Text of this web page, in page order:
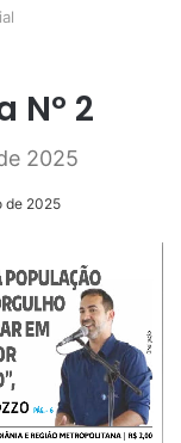
Nº 2
2025
de 2025